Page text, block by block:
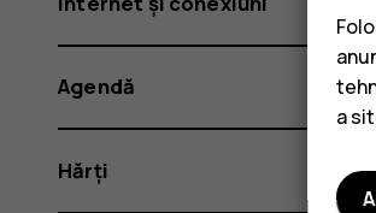
Agendă
Hărți
a